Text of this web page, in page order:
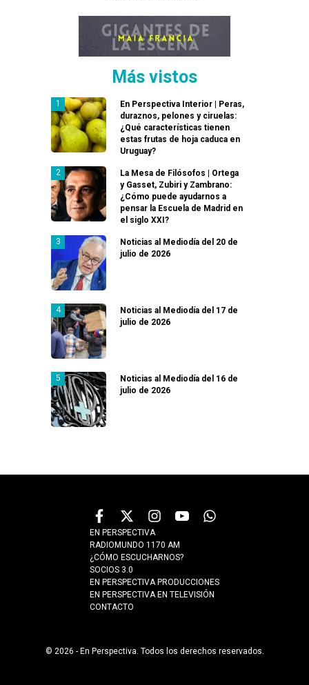
Más vistos
En Perspectiva Interior | Peras,
duraznos, pelones y ciruelas:
¿Qué características tienen
estas frutas de hoja caduca en
Uruguay?
La Mesa de Filósofos | Ortega
y Gasset, Zubiri y Zambrano:
¿Cómo puede ayudarnos a
pensar la Escuela de Madrid en
el siglo XXI?
Noticias al Mediodía del 20 de
julio de 2026
Noticias al Mediodía del 17 de
julio de 2026
Noticias al Mediodía del 16 de
julio de 2026
EN PERSPECTIVA
RADIOMUNDO 1170 AM
¿CÓMO ESCUCHARNOS?
SOCIOS 3.0
EN PERSPECTIVA PRODUCCIONES
EN PERSPECTIVA EN TELEVISIÓN
CONTACTO
© 2026 - En Perspectiva. Todos los derechos reservados.